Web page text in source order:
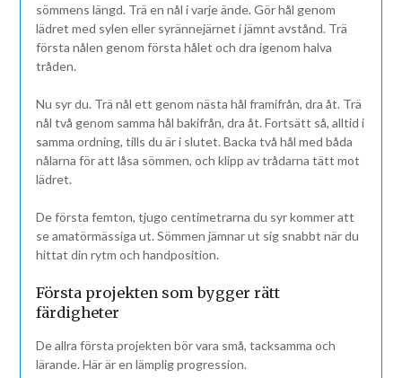
sömmens längd. Trä en nål i varje ände. Gör hål genom
lädret med sylen eller syrännejärnet i jämnt avstånd. Trä
första nålen genom första hålet och dra igenom halva
tråden.
Nu syr du. Trä nål ett genom nästa hål framifrån, dra åt. Trä
nål två genom samma hål bakifrån, dra åt. Fortsätt så, alltid i
samma ordning, tills du är i slutet. Backa två hål med båda
nålarna för att låsa sömmen, och klipp av trådarna tätt mot
lädret.
De första femton, tjugo centimetrarna du syr kommer att
se amatörmässiga ut. Sömmen jämnar ut sig snabbt när du
hittat din rytm och handposition.
Första projekten som bygger rätt
färdigheter
De allra första projekten bör vara små, tacksamma och
lärande. Här är en lämplig progression.